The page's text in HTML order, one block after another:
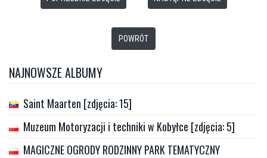
POWRÓT
NAJNOWSZE ALBUMY
Saint Maarten [zdjęcia: 15]
Muzeum Motoryzacji i techniki w Kobyłce [zdjęcia: 5]
MAGICZNE OGRODY RODZINNY PARK TEMATYCZNY